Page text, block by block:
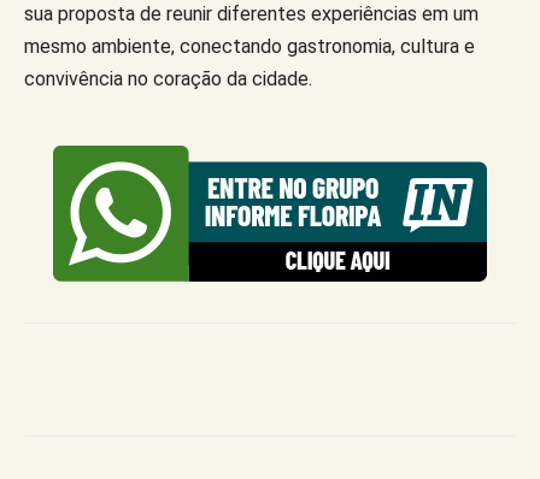
sua proposta de reunir diferentes experiências em um
mesmo ambiente, conectando gastronomia, cultura e
convivência no coração da cidade.